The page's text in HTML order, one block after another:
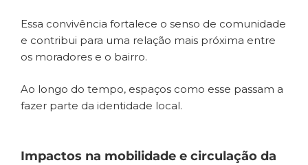
Essa convivência fortalece o senso de comunidade
e contribui para uma relação mais próxima entre
os moradores e o bairro.
Ao longo do tempo, espaços como esse passam a
fazer parte da identidade local.
Impactos na mobilidade e circulação da